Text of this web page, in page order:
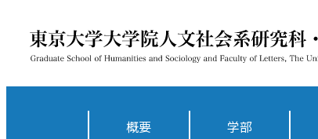
概要 学部